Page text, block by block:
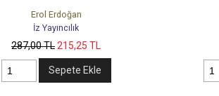
Rasim Özdenören
İz Yayıncılık
398,00TL
Sepete Ekle